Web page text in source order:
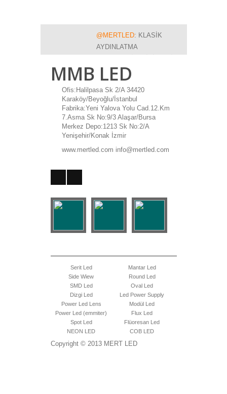
@MERTLED: KLASİK
AYDINLATMA
BIRAKIN DÜNYA LED
AYDINLATMA
TEKNOLOJİSİNE GEÇİYOR.
Retweetle Favorilere ekle
MMB LED
Ofis:Halilpasa Sk 2/A 34420
Karaköy/Beyoğlu/İstanbul
Fabrika:Yeni Yalova Yolu Cad.12.Km
7.Asma Sk No:9/3 Alaşar/Bursa
Merkez Depo:1213 Sk No:2/A
Yenişehir/Konak İzmir
www.mertled.com info@mertled.com
Serit Led
Mantar Led
Side Wiew
Round Led
SMD Led
Oval Led
Dizgi Led
Led Power Supply
Power Led Lens
Modül Led
Power Led (emmiter)
Flux Led
Spot Led
Flüoresan Led
NEON LED
COB LED
Copyright © 2013 MERT LED